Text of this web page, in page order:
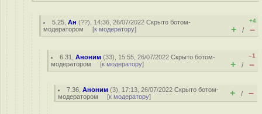
5.25 ,Ан (??), 14:36, 26/07/2022Скрыто ботом-
модератором [к модератору]
+4
+ / –
6.31 ,Аноним (33), 15:55, 26/07/2022Скрыто ботом-
модератором [к модератору]
–1
+ / –
7.36 ,Аноним (3), 17:13, 26/07/2022Скрыто ботом-
модератором [к модератору] + / –